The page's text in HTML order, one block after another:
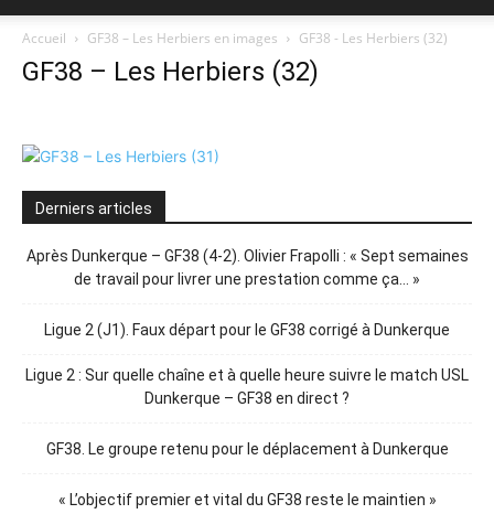
Accueil GF38 – Les Herbiers en images GF38 - Les Herbiers (32)
GF38 – Les Herbiers (32)
Derniers articles
Après Dunkerque – GF38 (4-2). Olivier Frapolli : « Sept semaines
de travail pour livrer une prestation comme ça… »
Ligue 2 (J1). Faux départ pour le GF38 corrigé à Dunkerque
Ligue 2 : Sur quelle chaîne et à quelle heure suivre le match USL
Dunkerque – GF38 en direct ?
GF38. Le groupe retenu pour le déplacement à Dunkerque
« L’objectif premier et vital du GF38 reste le maintien »